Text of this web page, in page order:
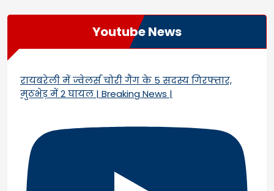
Youtube News
रायबरेली में ज्वेलर्स चोरी गैंग के 5 सदस्य गिरफ्तार,
मुठभेड़ में 2 घायल | Breaking News |